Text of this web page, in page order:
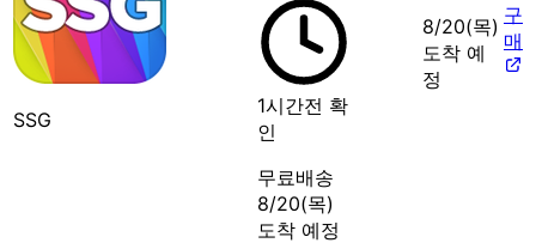
SSG
1시간전 확
인
무료배송
8/20(목)
도착 예정
8/20(목)
도착 예
정
구
매